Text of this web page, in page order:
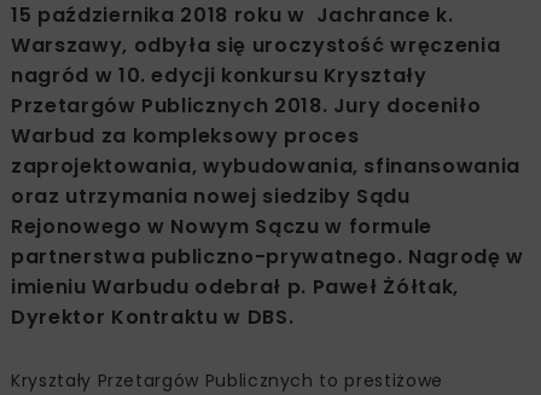
15 października 2018 roku w Jachrance k.
Warszawy, odbyła się uroczystość wręczenia
nagród w 10. edycji konkursu Kryształy
Przetargów Publicznych 2018. Jury doceniło
Warbud za kompleksowy proces
zaprojektowania, wybudowania, sfinansowania
oraz utrzymania nowej siedziby Sądu
Rejonowego w Nowym Sączu w formule
partnerstwa publiczno-prywatnego. Nagrodę w
imieniu Warbudu odebrał p. Paweł Żółtak,
Dyrektor Kontraktu w DBS.
Kryształy Przetargów Publicznych to prestiżowe